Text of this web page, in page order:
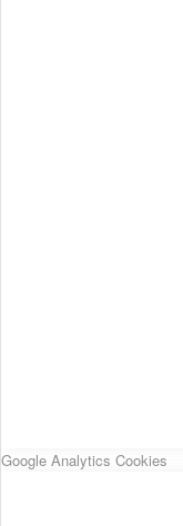
Google Analytics Cookies